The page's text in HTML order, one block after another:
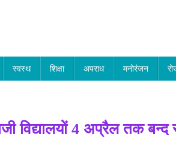
स्वस्थ शिक्षा अपराध मनोरंजन
विद्यालयों 4 अप्रैल तक बन्द